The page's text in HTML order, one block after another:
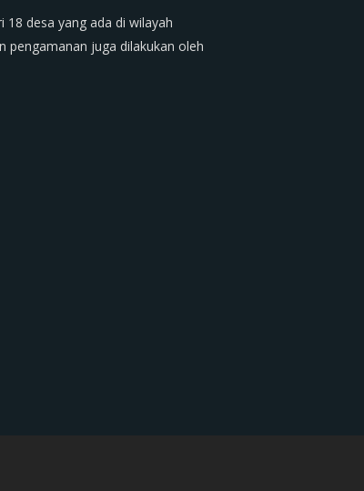
18 desa yang ada di wilayah
pengamanan juga dilakukan oleh